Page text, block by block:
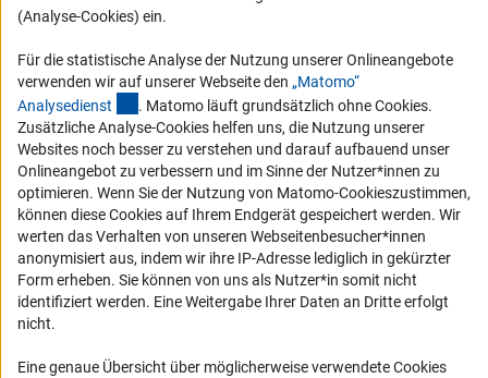
Barrierefreiheit
Service und Informationen für Menschen mit Behinderungen
Erklärung zur Barrierefreiheit
Barriere melden
DFG-aktuell
Erhalten Sie Neuigkeiten aus der DFG direkt in Ihr Mailpostfach oder
schauen Sie sich die Ausgaben online an.
Zum Newsletter
(Analyse-Cookies) ein.
Für die statistische Analyse der Nutzung unserer Onlineangebote
verwenden wir auf unserer Webseite den „Matomo“
Analysedienst (externer Link)
. Matomo läuft grundsätzlich ohne Cookies.
Zusätzliche Analyse-Cookies helfen uns, die Nutzung unserer
Websites noch besser zu verstehen und darauf aufbauend unser
Onlineangebot zu verbessern und im Sinne der Nutzer*innen zu
optimieren. Wenn Sie der Nutzung von Matomo-Cookieszustimmen,
können diese Cookies auf Ihrem Endgerät gespeichert werden. Wir
werten das Verhalten von unseren Webseitenbesucher*innen
anonymisiert aus, indem wir ihre IP-Adresse lediglich in gekürzter
Form erheben. Sie können von uns als Nutzer*in somit nicht
identifiziert werden. Eine Weitergabe Ihrer Daten an Dritte erfolgt
nicht.
Eine genaue Übersicht über möglicherweise verwendete Cookies